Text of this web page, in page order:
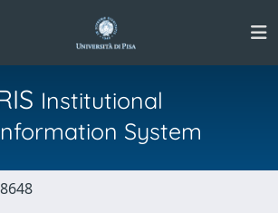
Institutional
System